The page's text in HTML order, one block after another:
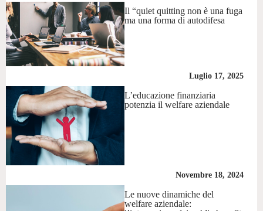
Il “quiet quitting non è una fuga
ma una forma di autodifesa
Luglio 17, 2025
L’educazione finanziaria
potenzia il welfare aziendale
Novembre 18, 2024
Le nuove dinamiche del
welfare aziendale: